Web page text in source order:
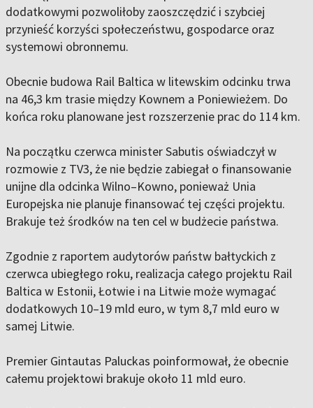
dodatkowymi pozwoliłoby zaoszczędzić i szybciej
przynieść korzyści społeczeństwu, gospodarce oraz
systemowi obronnemu.
Obecnie budowa Rail Baltica w litewskim odcinku trwa
na 46,3 km trasie między Kownem a Poniewieżem. Do
końca roku planowane jest rozszerzenie prac do 114 km.
Na początku czerwca minister Sabutis oświadczył w
rozmowie z TV3, że nie będzie zabiegał o finansowanie
unijne dla odcinka Wilno–Kowno, ponieważ Unia
Europejska nie planuje finansować tej części projektu.
Brakuje też środków na ten cel w budżecie państwa.
Zgodnie z raportem audytorów państw bałtyckich z
czerwca ubiegłego roku, realizacja całego projektu Rail
Baltica w Estonii, Łotwie i na Litwie może wymagać
dodatkowych 10–19 mld euro, w tym 8,7 mld euro w
samej Litwie.
Premier Gintautas Paluckas poinformował, że obecnie
całemu projektowi brakuje około 11 mld euro.